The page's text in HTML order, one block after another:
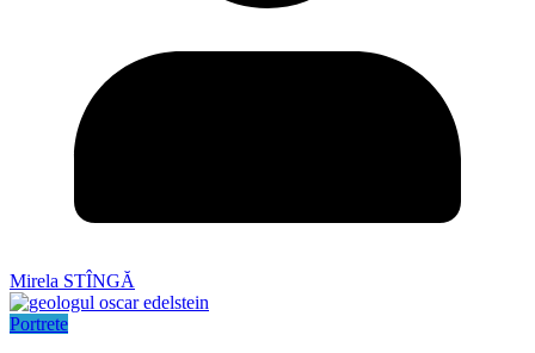
Mirela STÎNGĂ
Portrete